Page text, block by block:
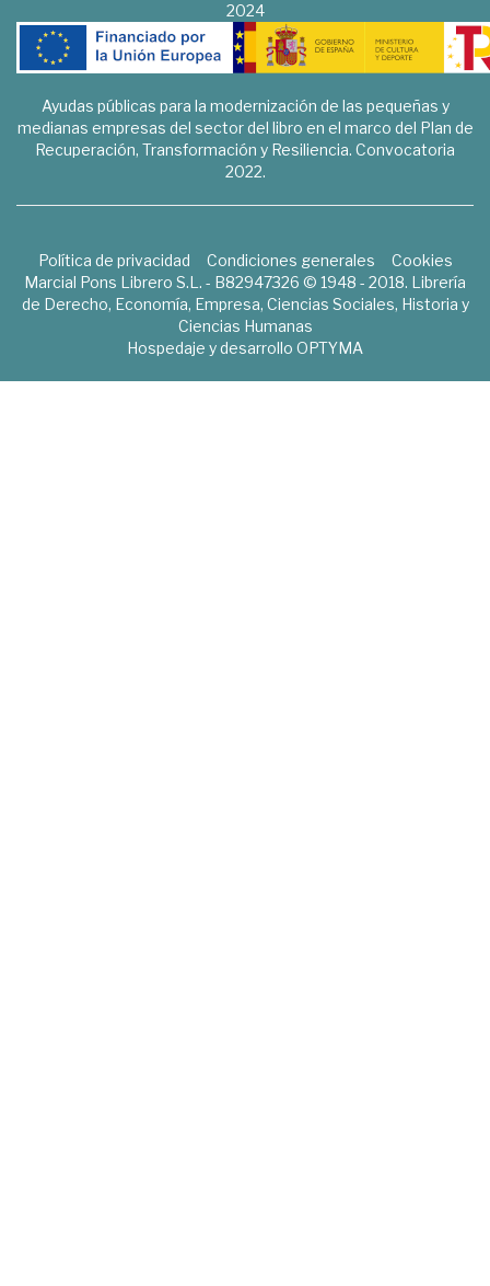
2024
Ayudas públicas para la modernización de las pequeñas y
medianas empresas del sector del libro en el marco del Plan de
Recuperación, Transformación y Resiliencia. Convocatoria
2022.
Política de privacidad Condiciones generales
Cookies
Marcial Pons Librero S.L. - B82947326 © 1948 - 2018. Librería
de Derecho, Economía, Empresa, Ciencias Sociales, Historia y
Ciencias Humanas
Hospedaje y desarrollo OPTYMA